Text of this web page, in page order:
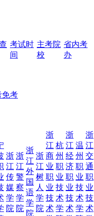
考试时
间
主考院
校
省内考
办
免考
浙
江
传
媒
学
院
浙
江
警
察
学
院
浙
江
外
国
语
学
院
浙
江
树
人
学
院
浙
江
商
业
职
业
技
术
杭
州
职
业
技
术
学
浙
江
经
济
职
业
技
术
温
州
职
业
技
术
学
浙
江
交
通
职
业
技
术